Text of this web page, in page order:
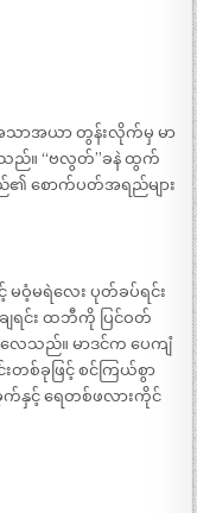
သာအယာ တွန်းလိုက်မှ မာ
ည်။ “ဗလွတ်”ခနဲ ထွက်
စောက်ပတ်အရည်များ
မဝံ့မရဲလေး ပုတ်ခပ်ရင်း
ချရင်း ထဘီကို ပြင်ဝတ်
သည်။ မာဒင်က ပေကျံ
တစ်ခုဖြင့် စင်ကြယ်စွာ
င့် ရေတစ်ဖလားကိုင်